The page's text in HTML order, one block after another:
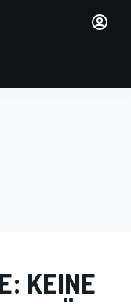
KEINE